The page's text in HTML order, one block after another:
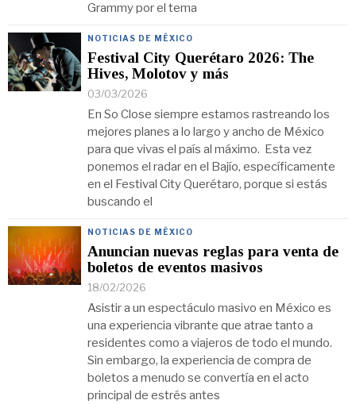
Grammy por el tema
NOTICIAS DE MÉXICO
Festival City Querétaro 2026: The
Hives, Molotov y más
03/03/2026
En So Close siempre estamos rastreando los
mejores planes a lo largo y ancho de México
para que vivas el país al máximo. Esta vez
ponemos el radar en el Bajío, específicamente
en el Festival City Querétaro, porque si estás
buscando el
NOTICIAS DE MÉXICO
Anuncian nuevas reglas para venta de
boletos de eventos masivos
18/02/2026
Asistir a un espectáculo masivo en México es
una experiencia vibrante que atrae tanto a
residentes como a viajeros de todo el mundo.
Sin embargo, la experiencia de compra de
boletos a menudo se convertía en el acto
principal de estrés antes